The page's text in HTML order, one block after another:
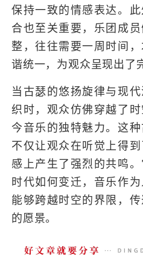
保持一致的情感表达。
合也至关重要，乐团成
整，往往需要一周时间
谐统一，为观众呈现出了
当古瑟的悠扬旋律与现
织时，观众仿佛穿越了
今音乐的独特魅力。这种
不仅让观众在听觉上得
感上产生了强烈的共鸣
时代如何变迁，音乐作
能够跨越时空的界限，
的愿景。